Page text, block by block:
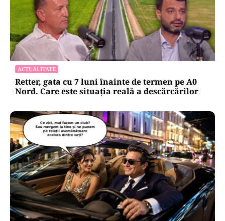
HOROSCOP
Horoscop 7 august 2026: ziua în care Berbecii își
pierd răbdarea, iar Taurii pierd bani
ACTUALITATE